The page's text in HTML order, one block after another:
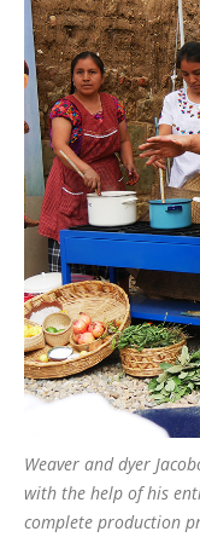
Weaver and dyer
with the help of his
complete production